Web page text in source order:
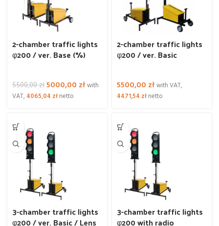
2-chamber traffic lights
φ200 / ver. Base (%)
5500,00złOriginal
price
5000,00 złCurrent
with
VAT,4065,04 złnetto
2-chamber traffic lights
φ200 / ver. Basic
5500,00 złwith VAT,
4471,54 złnetto
3-chamber traffic lights
φ200 / ver. Basic / Lens
3-chamber traffic lights
φ200 with radio